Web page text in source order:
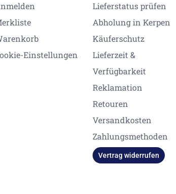
Einstellungen
Lieferstatus prüfen
Abholung in Kerpen
Käuferschutz
Lieferzeit &
Verfügbarkeit
Reklamation
Retouren
Versandkosten
Zahlungsmethoden
Vertrag widerrufen